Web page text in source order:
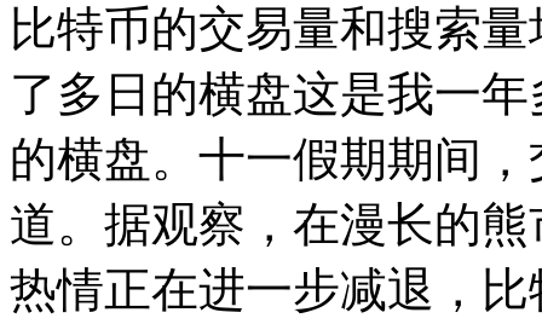
比特币的交易量和搜索
了多日的横盘这是我一
的横盘。十一假期期间
道。据观察，在漫长的
热情正在进一步减退，